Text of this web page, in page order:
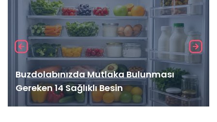
Buzdolabınızda Mutlaka Bulunması
Gereken 14 Sağlıklı Besin